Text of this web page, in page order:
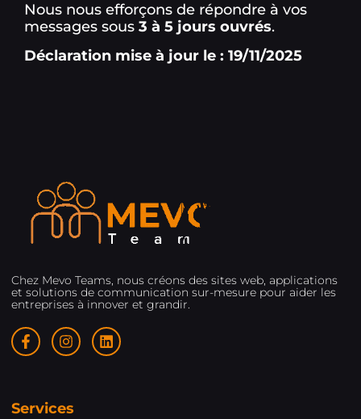
Nous nous efforçons de répondre à vos
messages sous 3 à 5 jours ouvrés.
Déclaration mise à jour le : 19/11/2025
Chez Mevo Teams, nous créons des sites web, applications
et solutions de communication sur-mesure pour aider les
entreprises à innover et grandir.
Services